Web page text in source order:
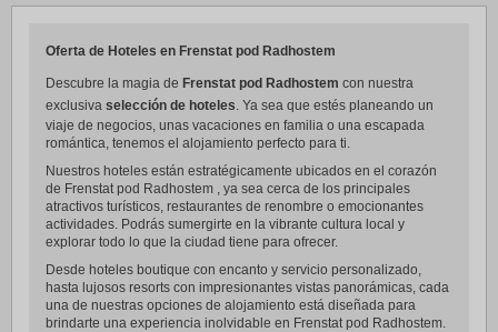
Oferta de Hoteles en Frenstat pod Radhostem
Descubre la magia de Frenstat pod Radhostem con nuestra
exclusiva selección de hoteles. Ya sea que estés planeando un
viaje de negocios, unas vacaciones en familia o una escapada
romántica, tenemos el alojamiento perfecto para ti.
Nuestros hoteles están estratégicamente ubicados en el corazón
de Frenstat pod Radhostem , ya sea cerca de los principales
atractivos turísticos, restaurantes de renombre o emocionantes
actividades. Podrás sumergirte en la vibrante cultura local y
explorar todo lo que la ciudad tiene para ofrecer.
Desde hoteles boutique con encanto y servicio personalizado,
hasta lujosos resorts con impresionantes vistas panorámicas, cada
una de nuestras opciones de alojamiento está diseñada para
brindarte una experiencia inolvidable en Frenstat pod Radhostem.